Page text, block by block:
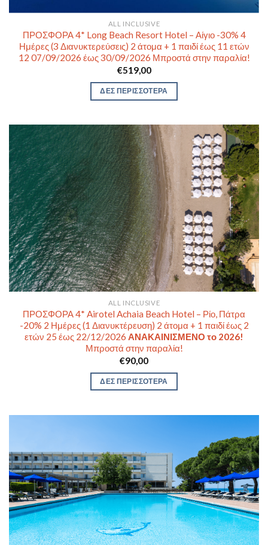
ALL INCLUSIVE
ΠΡΟΣΦΟΡΑ 4* Long Beach Resort Hotel – Αίγιο -30% 4
Ημέρες (3 Διανυκτερεύσεις) 2 άτομα + 1 παιδί έως 11 ετών
12 07/09/2026 έως 30/09/2026 Μπροστά στην παραλία!
€519,00
ΔΕΣ ΠΕΡΙΣΣΟΤΕΡΑ
ALL INCLUSIVE
ΠΡΟΣΦΟΡΑ 4* Airotel Achaia Beach Hotel – Ρίο, Πάτρα
-20% 2 Ημέρες (1 Διανυκτέρευση) 2 άτομα + 1 παιδί έως 2
ετών 25 έως 22/12/2026 ΑΝΑΚΑΙΝΙΣΜΕΝΟ το 2026!
Μπροστά στην παραλία!
€90,00
ΔΕΣ ΠΕΡΙΣΣΟΤΕΡΑ